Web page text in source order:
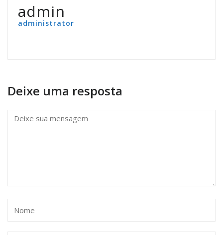
admin
administrator
Deixe uma resposta